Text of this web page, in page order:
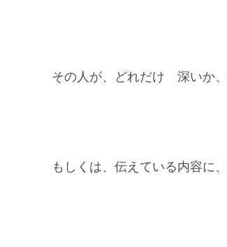
その人が、どれだけ 深いか、
もしくは、伝えている内容